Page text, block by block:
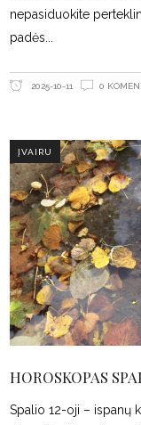
nepasiduokite
padės
2025-10-11 0
ĮVAIRU
HOROSKOPAS
Spalio 12-oji – ispanų